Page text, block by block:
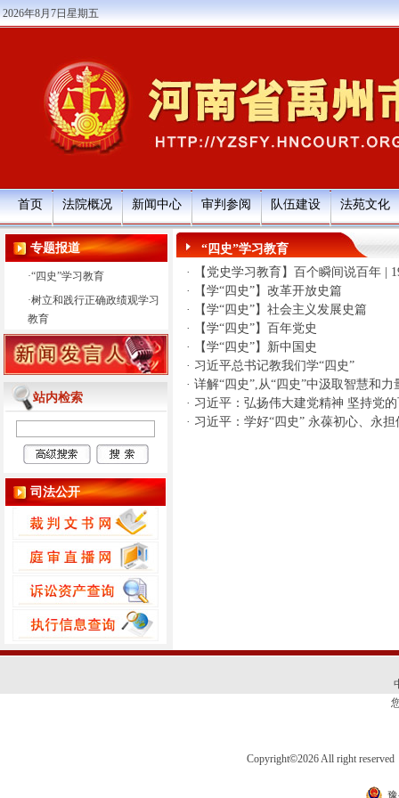
2026年8月7日星期五
首页 法院概况 新闻中心 审判参阅 队伍建设 法苑文化
专题报道
·“四史”学习教育
·树立和践行正确政绩观学习
教育
站内检索
司法公开
“四史”学习教育
·
【党史学习教育】百个瞬间说百年 |
·
【学“四史”】改革开放史篇
·
【学“四史”】社会主义发展史篇
·
【学“四史”】百年党史
·
【学“四史”】新中国史
· 习近平总书记教我们学“四史”
· 详解“四史”,从“四史”中汲取智慧和力
· 习近平：弘扬伟大建党精神 坚持党
· 习近平：学好“四史” 永葆初心、永担
Copyright©2026 All right